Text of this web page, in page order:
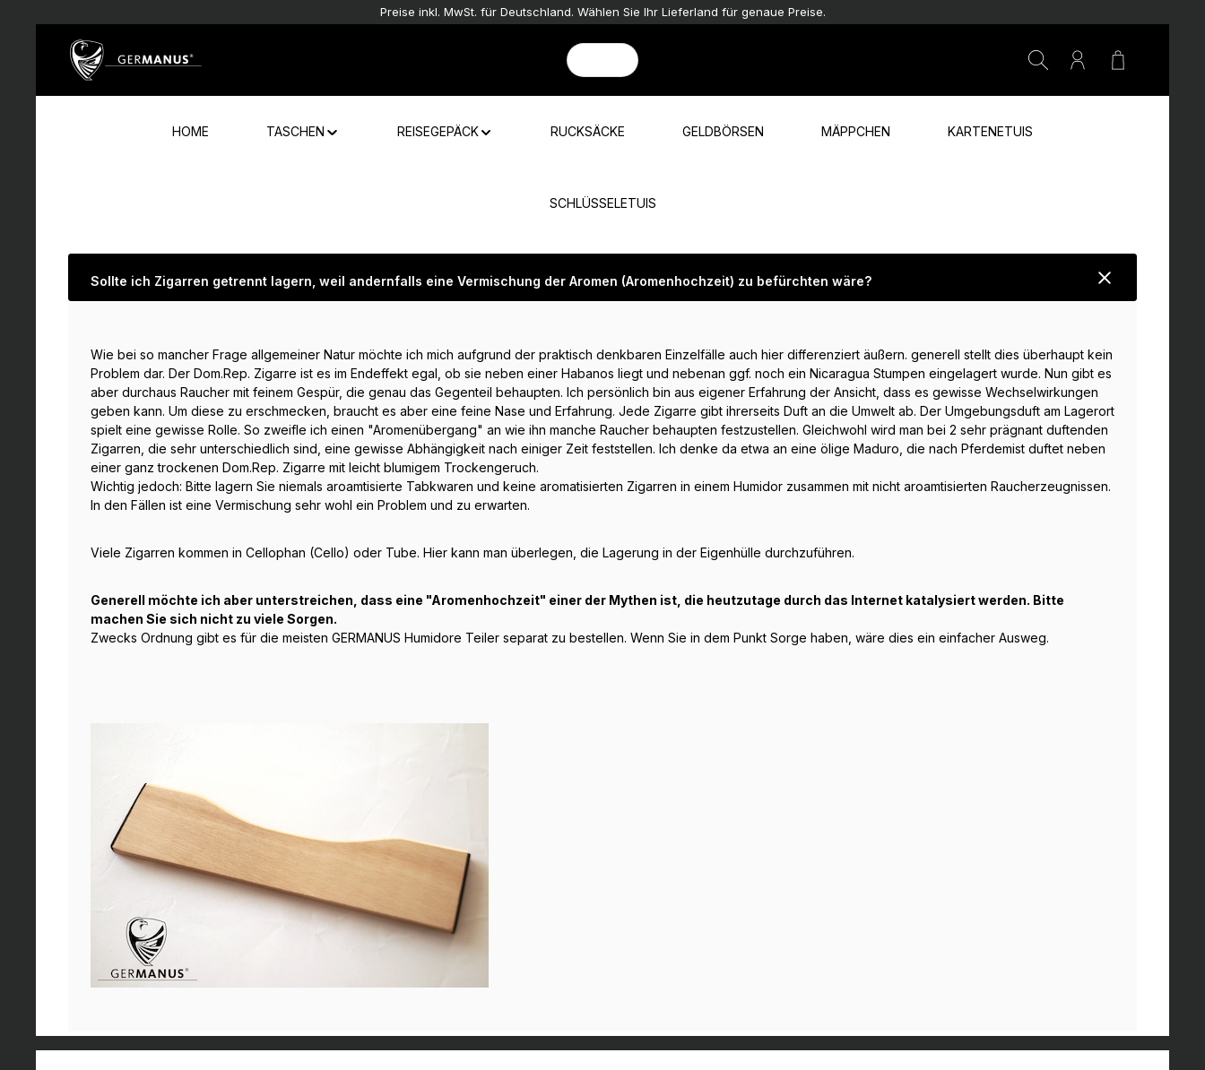
Preise inkl. MwSt. für Deutschland. Wählen Sie Ihr Lieferland für genaue Preise.
Warenkorb
HOME TASCHEN REISEGEPÄCK RUCKSÄCKE GELDBÖRSEN MÄPPCHEN KARTENETUIS
SCHLÜSSELETUIS
Sollte ich Zigarren getrennt lagern, weil andernfalls eine Vermischung der Aromen (Aromenhochzeit) zu befürchten wäre?
Wie bei so mancher Frage allgemeiner Natur möchte ich mich aufgrund der praktisch denkbaren Einzelfälle auch hier differenziert äußern. generell stellt dies überhaupt kein
Problem dar. Der Dom.Rep. Zigarre ist es im Endeffekt egal, ob sie neben einer Habanos liegt und nebenan ggf. noch ein Nicaragua Stumpen eingelagert wurde. Nun gibt es
aber durchaus Raucher mit feinem Gespür, die genau das Gegenteil behaupten. Ich persönlich bin aus eigener Erfahrung der Ansicht, dass es gewisse Wechselwirkungen
geben kann. Um diese zu erschmecken, braucht es aber eine feine Nase und Erfahrung. Jede Zigarre gibt ihrerseits Duft an die Umwelt ab. Der Umgebungsduft am Lagerort
spielt eine gewisse Rolle. So zweifle ich einen "Aromenübergang" an wie ihn manche Raucher behaupten festzustellen. Gleichwohl wird man bei 2 sehr prägnant duftenden
Zigarren, die sehr unterschiedlich sind, eine gewisse Abhängigkeit nach einiger Zeit feststellen. Ich denke da etwa an eine ölige Maduro, die nach Pferdemist duftet neben
einer ganz trockenen Dom.Rep. Zigarre mit leicht blumigem Trockengeruch.
Wichtig jedoch: Bitte lagern Sie niemals aroamtisierte Tabkwaren und keine aromatisierten Zigarren in einem Humidor zusammen mit nicht aroamtisierten Raucherzeugnissen.
In den Fällen ist eine Vermischung sehr wohl ein Problem und zu erwarten.
Viele Zigarren kommen in Cellophan (Cello) oder Tube. Hier kann man überlegen, die Lagerung in der Eigenhülle durchzuführen.
Generell möchte ich aber unterstreichen, dass eine "Aromenhochzeit" einer der Mythen ist, die heutzutage durch das Internet katalysiert werden. Bitte
machen Sie sich nicht zu viele Sorgen.
Zwecks Ordnung gibt es für die meisten GERMANUS Humidore Teiler separat zu bestellen. Wenn Sie in dem Punkt Sorge haben, wäre dies ein einfacher Ausweg.